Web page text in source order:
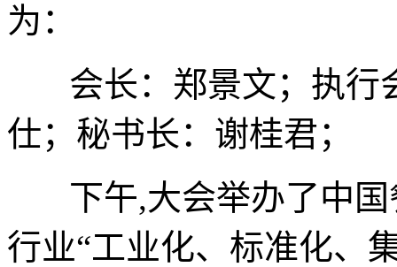
为：
会长：郑景文；执行
仕；秘书长：谢桂君；
下午,大会举办了中国
行业“工业化、标准化、